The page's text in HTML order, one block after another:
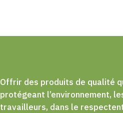
Offrir des produits de qualité
protégeant l’environnement,
travailleurs, dans le